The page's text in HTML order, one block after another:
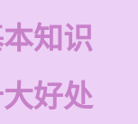
知识
好处